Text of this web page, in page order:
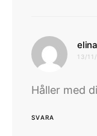
elina
13/
Håller med
SVARA